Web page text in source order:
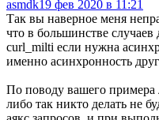
asmdk19 фев 2020 в 11:21
Так вы наверное меня
что в большинстве случаев
curl_milti если нужна
именно асинхронность
По поводу вашего примера
либо так никто делать не